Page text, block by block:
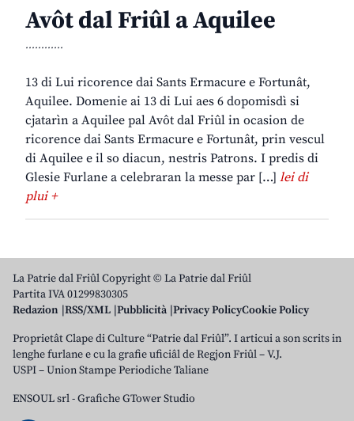
Avôt dal Friûl a Aquilee
............
13 di Lui ricorence dai Sants Ermacure e Fortunât,
Aquilee. Domenie ai 13 di Lui aes 6 dopomisdì si
cjatarìn a Aquilee pal Avôt dal Friûl in ocasion de
ricorence dai Sants Ermacure e Fortunât, prin vescul
di Aquilee e il so diacun, nestris Patrons. I predis di
Glesie Furlane a celebraran la messe par […] lei di
plui +
La Patrie dal Friûl Copyright © La Patrie dal Friûl
Partita IVA 01299830305
Redazion RSS/XML Pubblicità Privacy PolicyCookie Policy
Proprietât Clape di Culture “Patrie dal Friûl”. I articui a son scrits in
lenghe furlane e cu la grafie uficiâl de Regjon Friûl – V.J.
USPI – Union Stampe Periodiche Taliane
ENSOUL srl-Grafiche GTower Studio